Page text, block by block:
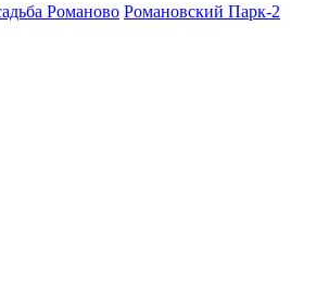
Романово Романовский Парк-2